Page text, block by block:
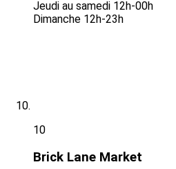
Jeudi au samedi 12h-00h
Dimanche 12h-23h
10
Brick Lane Market